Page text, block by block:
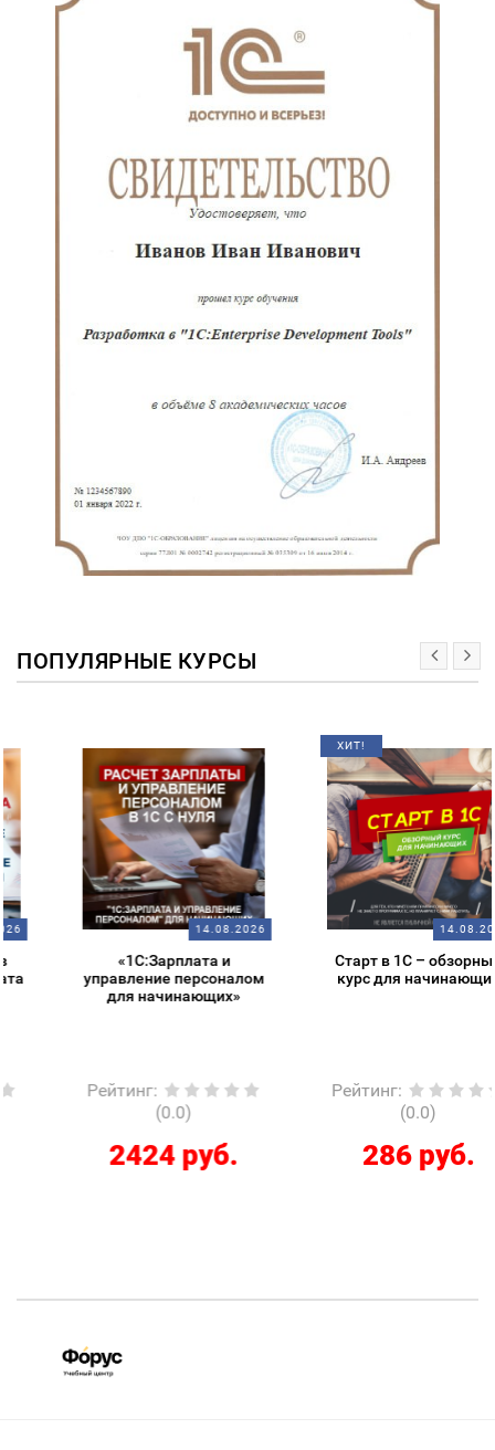
ПОПУЛЯРНЫЕ КУРСЫ
14.08.2026
«1С:Зарплата и
управление персоналом
для начинающих»
Рейтинг:
2424 руб.
14.08.2026
Старт в 1С – обзорный
курс для начинающих
Рейтинг:
286 руб.